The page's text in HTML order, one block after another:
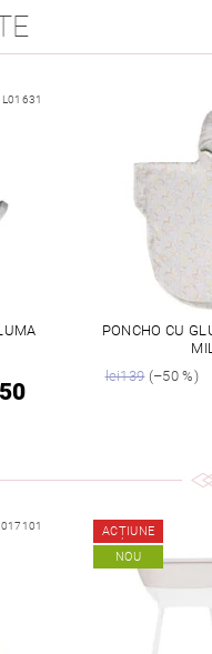
L01631
PONCHO CU
lei139(–50 %)
ACȚIUNE
NOU